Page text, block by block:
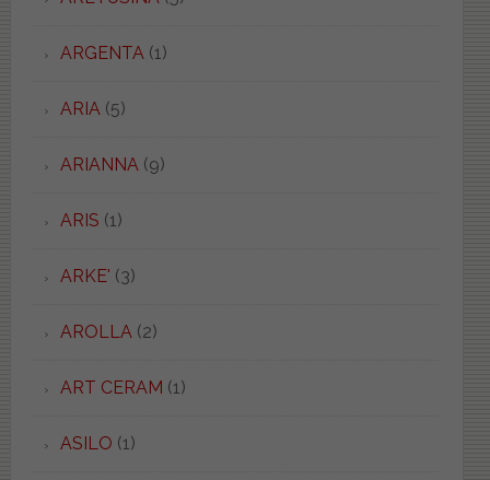
ARGENTA (1)
ARIA (5)
ARIANNA (9)
ARIS (1)
ARKE' (3)
AROLLA (2)
ART CERAM (1)
ASILO (1)